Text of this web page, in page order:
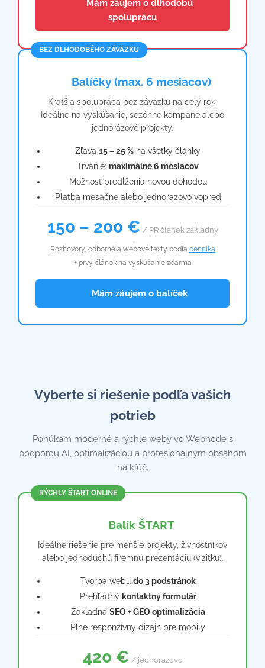
📩 Mám záujem o dlhodobú
spoluprácu
BEZ DLHODOBÉHO ZÁVÄZKU
📦 Balíčky (max. 6 mesiacov)
Kratšia spolupráca bez záväzku na celý rok.
Ideálne na vyskúšanie, sezónne kampane alebo
jednorázové projekty.
Zľava 15 – 25 % na všetky články
Trvanie: maximálne 6 mesiacov
Možnosť predĺženia novou dohodou
Platba mesačne alebo jednorazovo vopred
150 – 200 € / PR článok základný
Rozhovory, odborné a webové texty podľa cenníka
+ prvý článok na vyskúšanie zdarma
📦 Mám záujem o balíček
Vyberte si riešenie podľa vašich
potrieb
Ponúkam moderné a rýchle weby vo Webnode s
podporou AI, optimalizáciou a profesionálnym obsahom
na kľúč.
RÝCHLY ŠTART ONLINE
🌐 Balík ŠTART
Ideálne riešenie pre menšie projekty, živnostníkov
alebo jednoduchú firemnú prezentáciu (vizitku).
Tvorba webu do 3 podstránok
Prehľadný kontaktný formulár
Základná SEO + GEO optimalizácia
Plne responzívny dizajn pre mobily
420 € / jednorazovo